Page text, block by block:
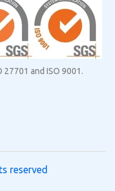
27701 and ISO 9001.
reserved